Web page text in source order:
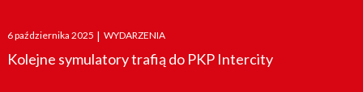
Posted
on
6 października 2025 | WYDARZENIA
Kolejne symulatory trafią do PKP Intercity